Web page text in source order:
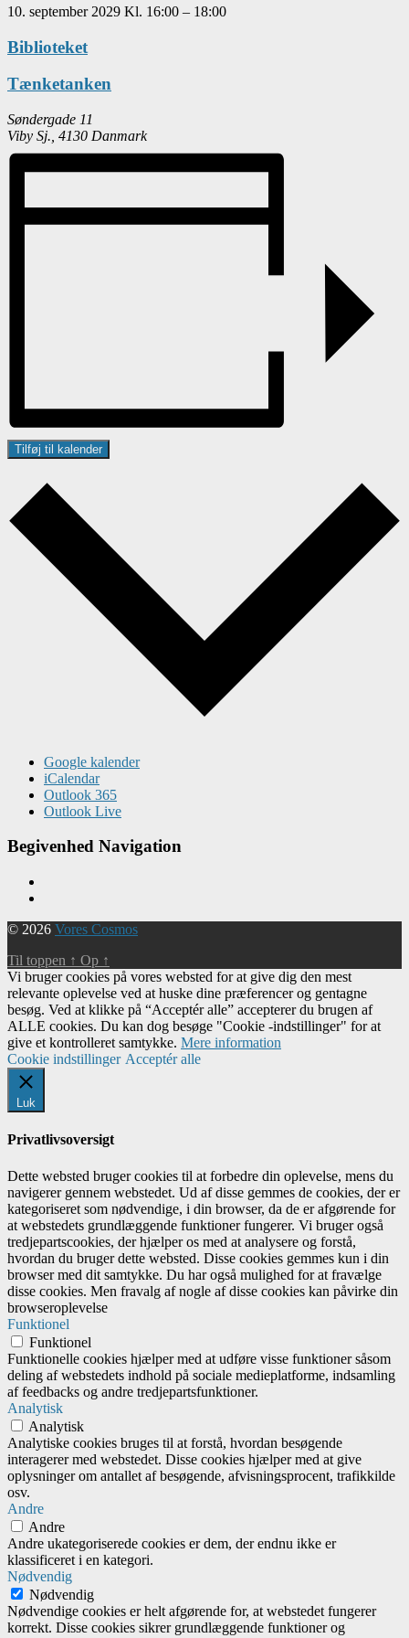
10. september 2029 Kl. 16:00 – 18:00
Biblioteket
Tænketanken
Søndergade 11
Viby Sj. 4130 Danmark
Tilføj til kalender
Google kalender
iCalendar
Outlook 365
Outlook Live
Begivenhed Navigation
© 2026 Vores Cosmos
Til toppen ↑ Op ↑
Vi bruger cookies på vores websted for at give dig den mest
relevante oplevelse ved at huske dine præferencer og gentagne
besøg. Ved at klikke på “Acceptér alle” accepterer du brugen af ​​
ALLE cookies. Du kan dog besøge "Cookie -indstillinger" for at
give et kontrolleret samtykke. Mere information
Cookie indstillinger Acceptér alle
Luk
Privatlivsoversigt
Dette websted bruger cookies til at forbedre din oplevelse, mens du
navigerer gennem webstedet. Ud af disse gemmes de cookies, der er
kategoriseret som nødvendige, i din browser, da de er afgørende for
at webstedets grundlæggende funktioner fungerer. Vi bruger også
tredjepartscookies, der hjælper os med at analysere og forstå,
hvordan du bruger dette websted. Disse cookies gemmes kun i din
browser med dit samtykke. Du har også mulighed for at fravælge
disse cookies. Men fravalg af nogle af disse cookies kan påvirke din
browseroplevelse
Funktionel
Funktionel
Funktionelle cookies hjælper med at udføre visse funktioner såsom
deling af webstedets indhold på sociale medieplatforme, indsamling
af feedbacks og andre tredjepartsfunktioner.
Analytisk
Analytisk
Analytiske cookies bruges til at forstå, hvordan besøgende
interagerer med webstedet. Disse cookies hjælper med at give
oplysninger om antallet af besøgende, afvisningsprocent, trafikkilde
osv.
Andre
Andre
Andre ukategoriserede cookies er dem, der endnu ikke er
klassificeret i en kategori.
Nødvendig
Nødvendig
Nødvendige cookies er helt afgørende for, at webstedet fungerer
korrekt. Disse cookies sikrer grundlæggende funktioner og